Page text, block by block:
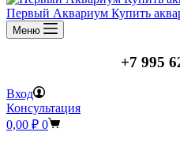
Первый Аквариум Купить
Меню
+7 995
Вход
Консультация
Корзина
0,00 ₽ 0